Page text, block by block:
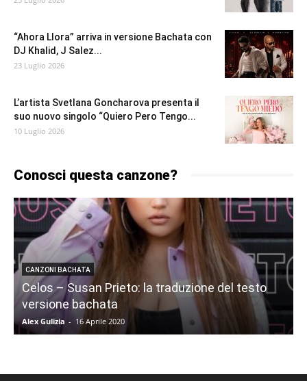
“Ahora Llora” arriva in versione Bachata con
DJ Khalid, J Salez...
23 Luglio 2026
L’artista Svetlana Goncharova presenta il
suo nuovo singolo “Quiero Pero Tengo...
10 Luglio 2026
Conosci questa canzone?
CANZONI BACHATA
Celos – Susan Prieto: la traduzione del testo
versione bachata
Alex Gulizia - 16 Aprile 2020